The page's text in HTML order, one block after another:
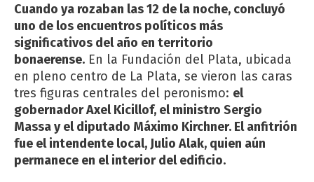
Cuando ya rozaban las 12 de la noche, concluyó
uno de los encuentros políticos más
significativos del año en territorio
bonaerense. En la Fundación del Plata, ubicada
en pleno centro de La Plata, se vieron las caras
tres figuras centrales del peronismo: el
gobernador Axel Kicillof, el ministro Sergio
Massa y el diputado Máximo Kirchner. El anfitrión
fue el intendente local, Julio Alak, quien aún
permanece en el interior del edificio.